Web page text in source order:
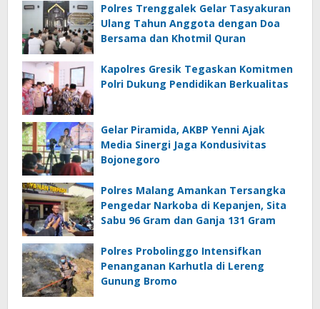
Polres Trenggalek Gelar Tasyakuran
Ulang Tahun Anggota dengan Doa
Bersama dan Khotmil Quran
Kapolres Gresik Tegaskan Komitmen
Polri Dukung Pendidikan Berkualitas
Gelar Piramida, AKBP Yenni Ajak
Media Sinergi Jaga Kondusivitas
Bojonegoro
Polres Malang Amankan Tersangka
Pengedar Narkoba di Kepanjen, Sita
Sabu 96 Gram dan Ganja 131 Gram
Polres Probolinggo Intensifkan
Penanganan Karhutla di Lereng
Gunung Bromo